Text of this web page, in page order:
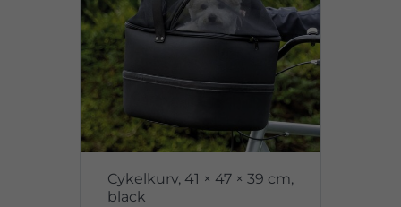
Cykelkurv, 41 × 47 × 39 cm,
black